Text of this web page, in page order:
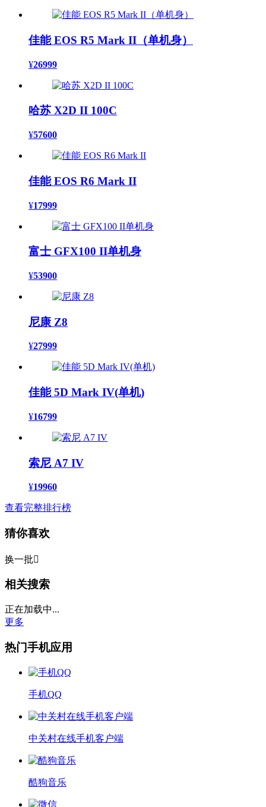
佳能 EOS R5 Mark II（单机身）
¥26999
哈苏 X2D II 100C
¥57600
佳能 EOS R6 Mark II
¥17999
富士 GFX100 II单机身
¥53900
尼康 Z8
¥27999
佳能 5D Mark IV(单机)
¥16799
索尼 A7 IV
¥19960
查看完整排行榜
猜你喜欢
换一批
相关搜索
正在加载中...
更多
热门手机应用
手机QQ
中关村在线手机客户端
酷狗音乐